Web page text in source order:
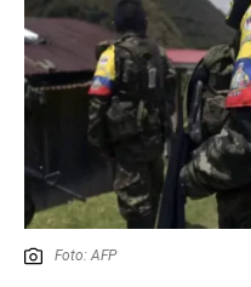
Foto: AFP